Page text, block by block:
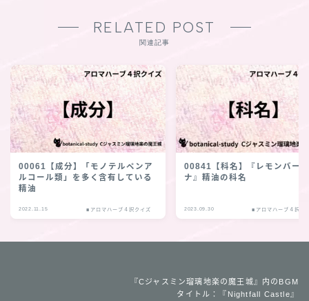
RELATED POST
関連記事
00061【成分】「モノテルペンア
ルコール類」を多く含有している
精油
2022.11.15 ■アロマハーブ４択クイズ
00841【科名】『レモンバー
ナ』精油の科名
2023.09.30 ■アロマハーブ４択ク
『Cジャスミン瑠璃地楽の魔王城』内のBGM
タイトル：『Nightfall Castle』